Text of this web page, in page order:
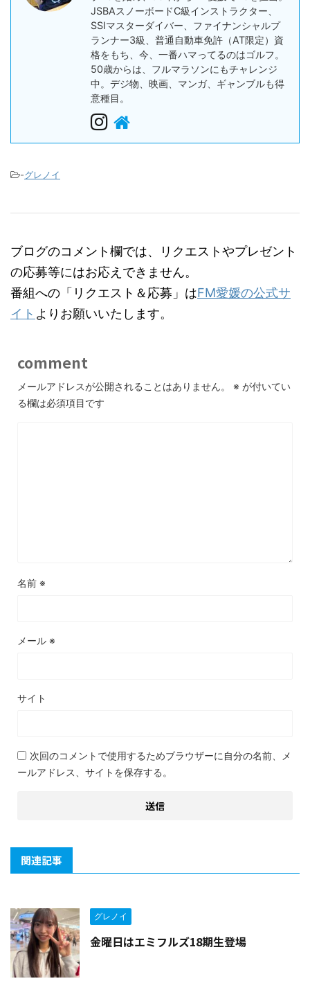
JSBAスノーボードC級インストラクター、
SSIマスターダイバー、ファイナンシャルプ
ランナー3級、普通自動車免許（AT限定）資
格をもち、今、一番ハマってるのはゴルフ。
50歳からは、フルマラソンにもチャレンジ
中。デジ物、映画、マンガ、ギャンブルも得
意種目。
-グレノイ
ブログのコメント欄では、リクエストやプレゼント
の応募等にはお応えできません。
番組への「リクエスト＆応募」はFM愛媛の公式サ
イト よりお願いいたします。
comment
メールアドレスが公開されることはありません。 ※ が付いてい
る欄は必須項目です
名前 ※
メール ※
サイト
次回のコメントで使用するためブラウザーに自分の名前、メ
ールアドレス、サイトを保存する。
関連記事
グレノイ
金曜日はエミフルズ18期生登場